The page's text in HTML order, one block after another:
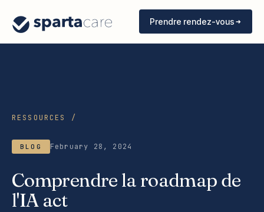
Prendre rendez-vous
RESSOURCES /
BLOG February 28, 2024
Comprendre la roadmap de
l'IA act